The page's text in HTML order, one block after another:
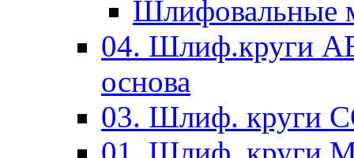
Шлифовальные
04. Шлиф.круги
основа
03. Шлиф. круги